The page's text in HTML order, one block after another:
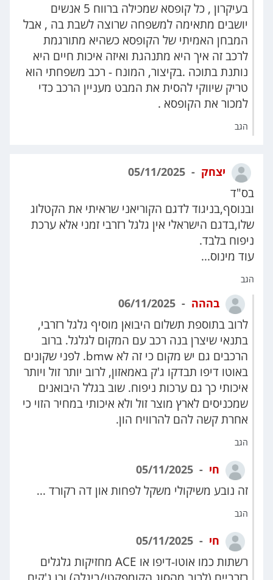
בעיקרון , כל קופסא שמכילה ברווח 5 אנשים
יושבים מתאימה למשפחה שרוצה לשבת בה , אבל
המבחן האמיתי של הקופסא כשהיא מתורגמת
לרכב זה איך היא מתנהגת ואיזה איכות חיים היא
נותנת בתוכה .בקיצור, המונח - רכב משפחתי הוא
טריק שיווקי להסית את המבט מעניין הרכב כדי
למכור את הקופסא .
הגב
יצחק
בס"ד
ובנוסף,בניגוד לדגם הקוריאני שראיתי את הקטלוג
שלו,בדגם הישראלי אין גלגל רזרבי זמני אלא ערכת
ניפוח בלבד.
עוד מינוס...
הגב
בההה
לרוב בתוספת תשלום היבואן מוסיף גלגל רזרבי,
בתנאי שיצרן בנה רכב עם המקום לגלגל. ברוב
הרכבים גם יש מקום כי זה לא bmw. לפני שקונים
באוטו דיפו תבדקו ג'ק באמאזון, לרוב יותר זול ויותר
איכותי כך גם ערכות ניפוח. שוב בגלל היבואנים
שמכניסים לארץ מוצר זול ולא איכותי במחיר הזוי כי
אחרת קשה להם להרוויח הון.
הגב
חי
זה נובע משיקולי משקל לפחות און דה רקורד ...
הגב
חי
רשתות כמו אוטו-דיפו או ACE מחזיקות גלגלים